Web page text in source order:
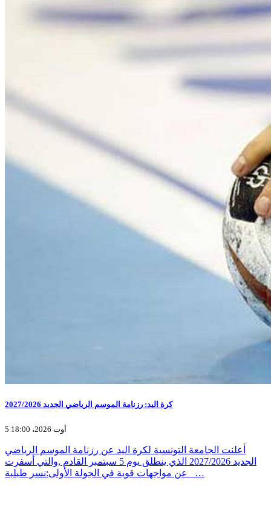
كرة اليد: رزنامة الموسم الرياضي الجديد 2027/2026
5 أوت 2026، 18:00
أعلنت الجامعة التونسية لكرة اليد عن رزنامة الموسم الرياضي
الجديد 2027/2026 الذي ينطلق يوم 5 سبتمبر القادم ,والتي أسفرت
عن مواجهات قوية في الجولة الأولى:نسر طبلبة _…